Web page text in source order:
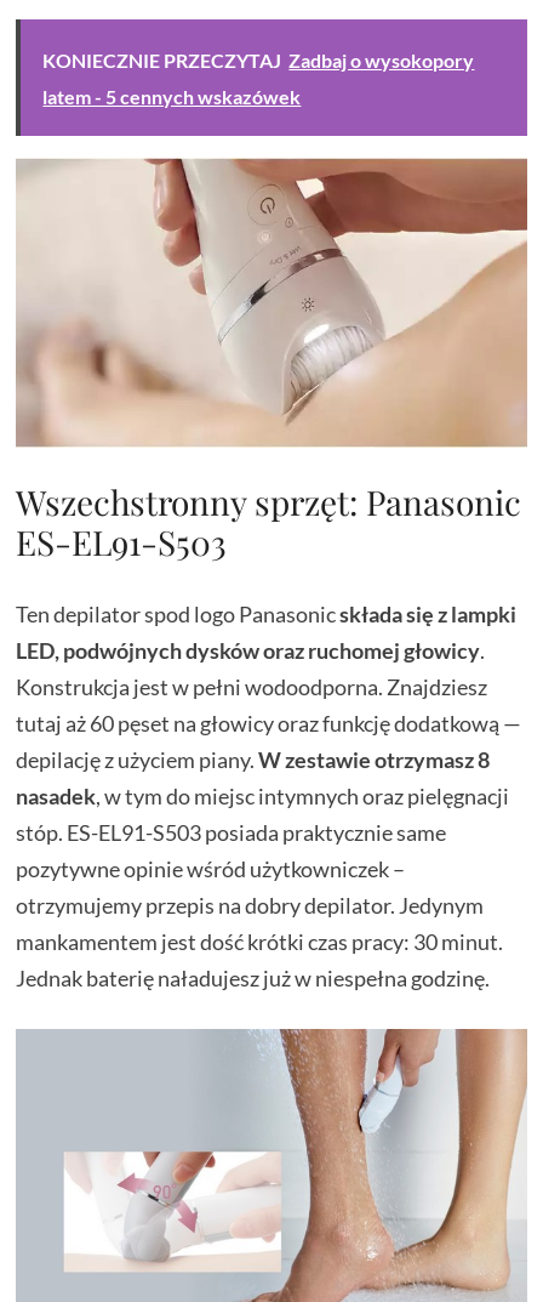
KONIECZNIE PRZECZYTAJ Zadbaj o wysokopory
latem - 5 cennych wskazówek
Wszechstronny sprzęt: Panasonic
ES-EL91-S503
Ten depilator spod logo Panasonicskłada się z lampki
LED, podwójnych dysków oraz ruchomej głowicy.
Konstrukcja jest w pełni wodoodporna. Znajdziesz
tutaj aż 60 pęset na głowicy oraz funkcję dodatkową —
depilację z użyciem piany.W zestawie otrzymasz 8
nasadek, w tym do miejsc intymnych oraz pielęgnacji
stóp. ES-EL91-S503 posiada praktycznie same
pozytywne opinie wśród użytkowniczek –
otrzymujemy przepis na dobry depilator. Jedynym
mankamentem jest dość krótki czas pracy: 30 minut.
Jednak baterię naładujesz już w niespełna godzinę.